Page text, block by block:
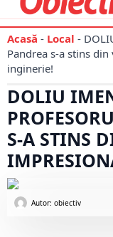
Acasă - Local -
Pandrea s-a stins
inginerie!
DOLIU
S-A STINS
Autor: obiectiv